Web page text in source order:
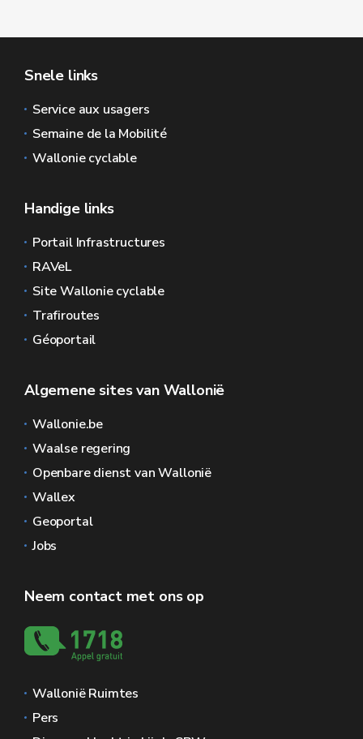
Snele links
Service aux usagers
Semaine de la Mobilité
Wallonie cyclable
Handige links
Portail Infrastructures
RAVeL
Site Wallonie cyclable
Trafiroutes
Géoportail
Algemene sites van Wallonië
Wallonie.be
Waalse regering
Openbare dienst van Wallonië
Wallex
Geoportal
Jobs
Neem contact met ons op
Wallonië Ruimtes
Pers